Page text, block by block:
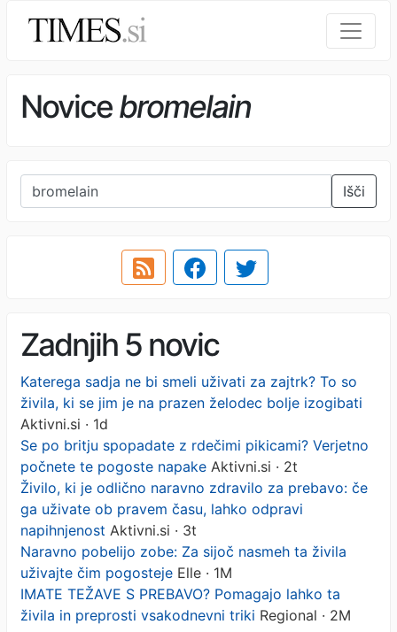
Novicebromelain
Išči
Zadnjih 5 novic
Katerega sadja ne bi smeli uživati za zajtrk? To so
živila, ki se jim je na prazen želodec bolje izogibati
Aktivni.si · 1d
Se po britju spopadate z rdečimi pikicami? Verjetno
počnete te pogoste napake Aktivni.si · 2t
Živilo, ki je odlično naravno zdravilo za prebavo: če
ga uživate ob pravem času, lahko odpravi
napihnjenost Aktivni.si · 3t
Naravno pobelijo zobe: Za sijoč nasmeh ta živila
uživajte čim pogosteje Elle · 1M
IMATE TEŽAVE S PREBAVO? Pomagajo lahko ta
živila in preprosti vsakodnevni triki Regional · 2M